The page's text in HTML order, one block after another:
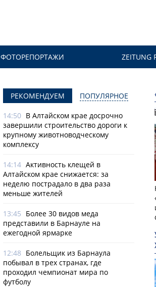
ФОТОРЕПОРТАЖИ ZEITUNG
РЕКОМЕНДУЕМ ПОПУЛЯРНОЕ
14:50 В Алтайском крае досрочно
завершили строительство дороги к
крупному животноводческому
комплексу
14:14 Активность клещей в
Алтайском крае снижается: за
неделю пострадало в два раза
меньше жителей
13:45 Более 30 видов меда
представили в Барнауле на
ежегодной ярмарке
12:48 Болельщик из Барнаула
побывал в трех странах, где
проходил чемпионат мира по
футболу